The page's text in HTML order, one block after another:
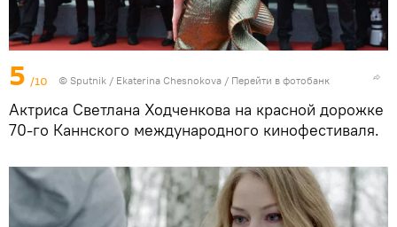
5 /10 © Sputnik / Ekaterina Chesnokova / Перейти в фотобанк
Актриса Светлана Ходченкова на красной дорожке
70-го Каннского международного кинофестиваля.